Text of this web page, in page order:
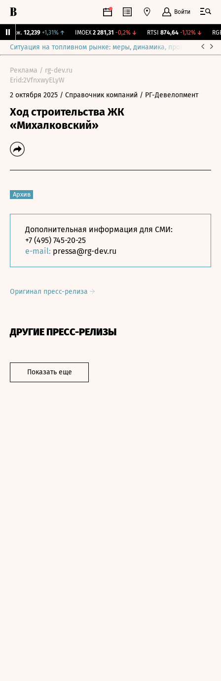
Войти
Бирж. 12,239 +1,31% ↑ IMOEX 2 281,31 -0,2%↓ RTSI 874,64 -1,12%↓ RGBI
Ситуация на топливном рынке: меры, динамика, прогнозы
Реклама / rg-dev.ru
Erid:2VfnxwyELyW
2 октября 2025 / Справочник компаний / РГ-Девелопмент
Ход строительства ЖК
«Михалковский»
Архив
Дополнительная информация для СМИ:
+7 (495) 745-20-25
e-mail: pressa@rg-dev.ru
Оригинал пресс-релиза
ДРУГИЕ ПРЕСС-РЕЛИЗЫ
Показать еще